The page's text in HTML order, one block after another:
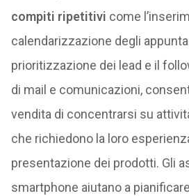
compiti ripetitivi come
calendarizzazione degli
prioritizzazione dei lead e il
di mail e comunicazioni,
vendita di concentrarsi su
che richiedono la loro
presentazione dei prodotti. Gli
smartphone aiutano a